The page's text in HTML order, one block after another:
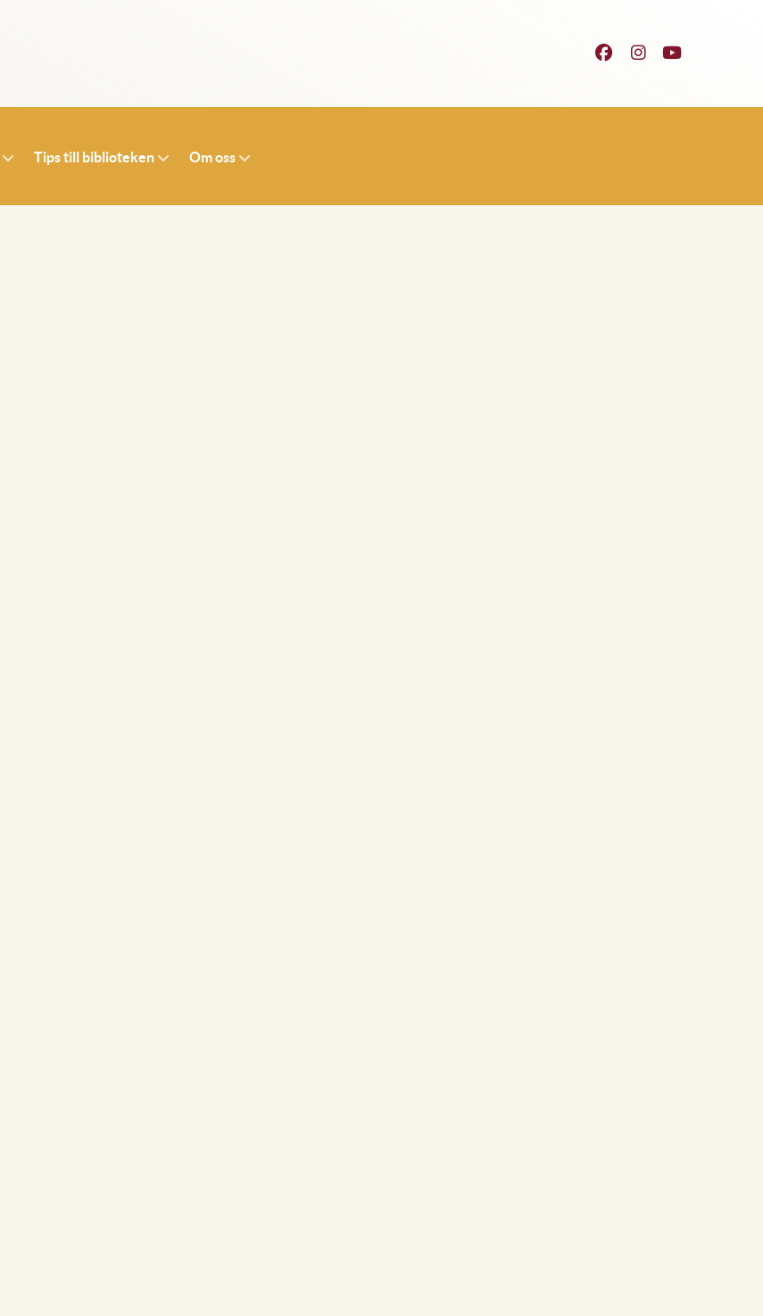
Tips till biblioteken Om oss